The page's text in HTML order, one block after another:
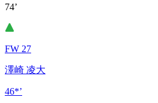
74’
FW 27
澤崎 凌大
46*’